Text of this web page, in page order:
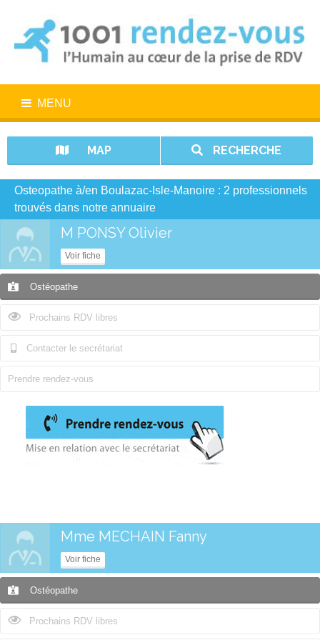
MENU
MAP RECHERCHE
Osteopathe à/en Boulazac-Isle-Manoire : 2 professionnels
trouvés dans notre annuaire
M PONSY Olivier
Voir fiche
Ostéopathe
Prochains RDV libres
Contacter le secrétariat
Prendre rendez-vous
Mme MECHAIN Fanny
Voir fiche
Ostéopathe
Prochains RDV libres